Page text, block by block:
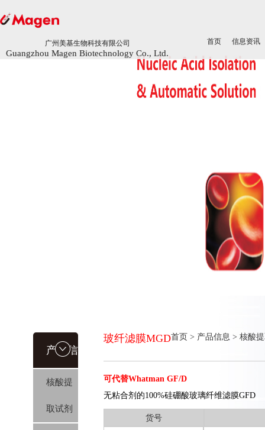
广州美基生物科技有限公司
Guangzhou Magen Biotechnology Co., Ltd.
首页 信息资讯
广州美基生物科技有限公司
Guangzhou Magen Biotechnology Co., Ltd.
首页 信息资讯
产品信
息
核酸提
取试剂
玻纤滤膜MGD首页 > 产品信息 > 核酸
可代替Whatman GF/D
无粘合剂的100%硅硼酸玻璃纤维滤膜GFD
货号